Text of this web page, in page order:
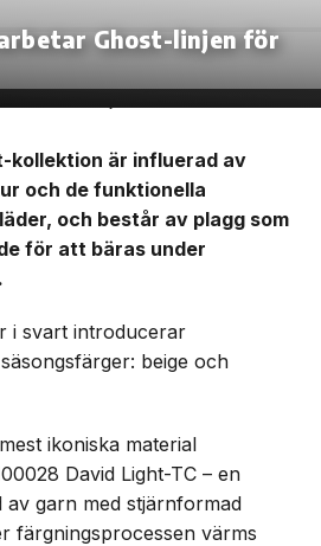
Ghost-linjen för
kollektion är influerad av
och de funktionella
och består av plagg som
för att bäras under
i svart introducerar
beige och
ikoniska material
David Light-TC – en
av garn med stjärnformad
färgningsprocessen värms